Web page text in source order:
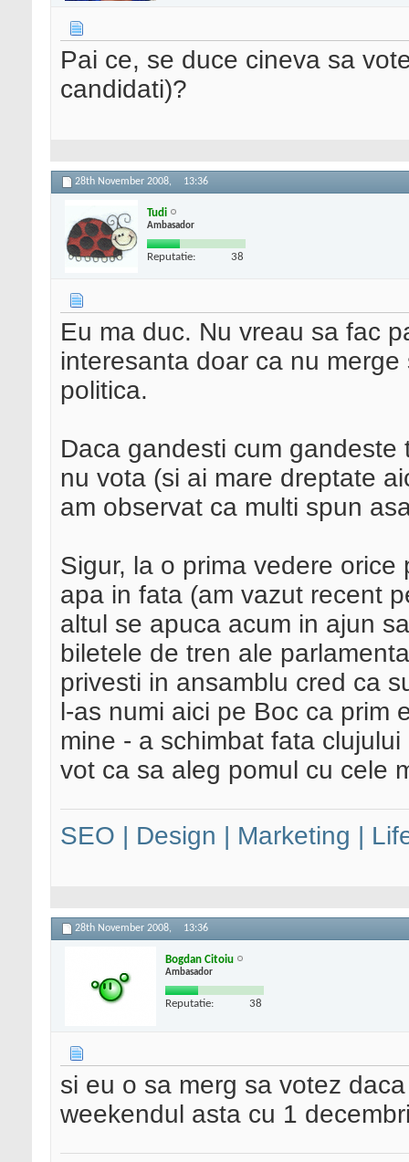
Pai ce, se duce cineva sa
candidati)?
28th November 2008, 13:36
Tudi
Ambasador
Reputatie: 38
Eu ma duc. Nu vreau sa fac
interesanta doar ca nu
politica.
Daca gandesti cum
nu vota (si ai mare dreptate
am observat ca multi spun
Sigur, la o prima vedere
apa in fata (am vazut recent
altul se apuca acum in ajun
biletele de tren ale
privesti in ansamblu cred ca
l-as numi aici pe Boc ca prim
mine - a schimbat fata
vot ca sa aleg pomul cu cele
SEO | Design | Marketing |
28th November 2008, 13:36
Bogdan Citoiu
Ambasador
Reputatie: 38
si eu o sa merg sa votez
weekendul asta cu 1